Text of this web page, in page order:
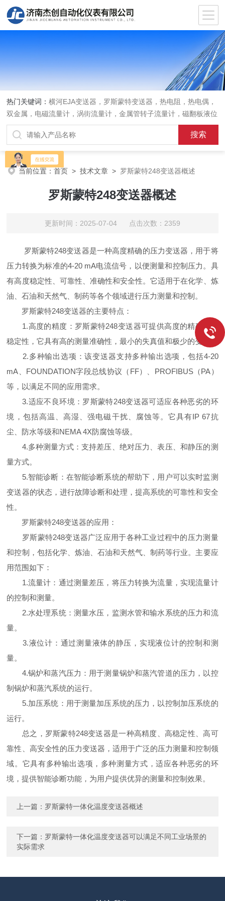
热门关键词：横河EJA变送器，罗斯蒙特变送器，热电阻，热电偶，
双金属，电磁流量计，涡街流量计，金属管转子流量计，磁翻板液位
计，超声波液位计
当前位置：首页 >技术文章 > 罗斯蒙特248变送器概述
罗斯蒙特248变送器概述
更新时间：2025-07-04 点击次数：2359
罗斯蒙特248变送器是一种高度精确的压力变送器，用于将
压力转换为标准的4-20 mA电流信号，以便测量和控制压力。具
有高度稳定性、可靠性、准确性和安全性。它适用于在化学、炼
油、石油和天然气、制药等各个领域进行压力测量和控制。
罗斯蒙特248变送器的主要特点：
1.高度的精度：罗斯蒙特248变送器可提供高度的精确性和
稳定性，它具有高的测量准确性，最小的失真值和极少的变化。
2.多种输出选项：该变送器支持多种输出选项，包括4-20
mA、FOUNDATION字段总线协议（FF）、PROFIBUS（PA）
等，以满足不同的应用需求。
3.适应不良环境：罗斯蒙特248变送器可适应各种恶劣的环
境，包括高温、高湿、强电磁干扰、腐蚀等。它具有IP 67抗
尘、防水等级和NEMA 4X防腐蚀等级。
4.多种测量方式：支持差压、绝对压力、表压、和静压的测
量方式。
5.智能诊断：在智能诊断系统的帮助下，用户可以实时监测
变送器的状态，进行故障诊断和处理，提高系统的可靠性和安全
性。
罗斯蒙特248变送器的应用：
罗斯蒙特248变送器广泛应用于各种工业过程中的压力测量
和控制，包括化学、炼油、石油和天然气、制药等行业。主要应
用范围如下：
1.流量计：通过测量差压，将压力转换为流量，实现流量计
的控制和测量。
2.水处理系统：测量水压，监测水管和输水系统的压力和流
量。
3.液位计：通过测量液体的静压，实现液位计的控制和测
量。
4.锅炉和蒸汽压力：用于测量锅炉和蒸汽管道的压力，以控
制锅炉和蒸汽系统的运行。
5.加压系统：用于测量加压系统的压力，以控制加压系统的
运行。
总之，罗斯蒙特248变送器是一种高精度、高稳定性、高可
靠性、高安全性的压力变送器，适用于广泛的压力测量和控制领
域。它具有多种输出选项，多种测量方式，适应各种恶劣的环
境，提供智能诊断功能，为用户提供优异的测量和控制效果。
上一篇： 罗斯蒙特一体化温度变送器概述
下一篇： 罗斯蒙特一体化温度变送器可以满足不同工业场景的
实际需求